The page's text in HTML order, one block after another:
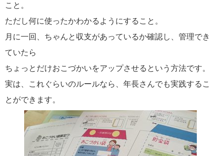
こと。
ただし何に使ったかわかるようにすること。
月に一回、ちゃんと収支があっているか確認し、管理でき
ていたら
ちょっとだけおこづかいをアップさせるという方法です。
実は、これぐらいのルールなら、年長さんでも実践するこ
とができます。